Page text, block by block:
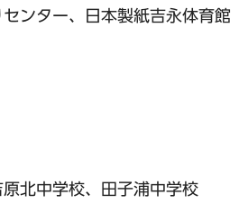
ンター、日本製紙吉永体育館
北中学校、田子浦中学校